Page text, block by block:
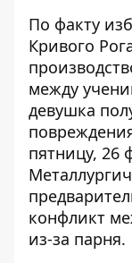
По факту
Кривого
между
девушка
пятницу, 26
конфликт
из-за парня.